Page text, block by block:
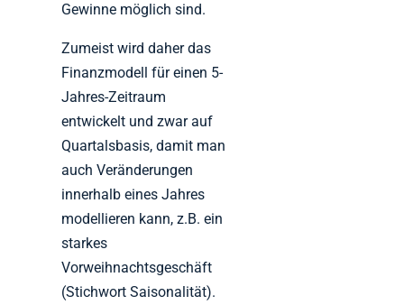
Gewinne möglich sind.
Zumeist wird daher das
Finanzmodell für einen 5-
Jahres-Zeitraum
entwickelt und zwar auf
Quartalsbasis, damit man
auch Veränderungen
innerhalb eines Jahres
modellieren kann, z.B. ein
starkes
Vorweihnachtsgeschäft
(Stichwort Saisonalität).